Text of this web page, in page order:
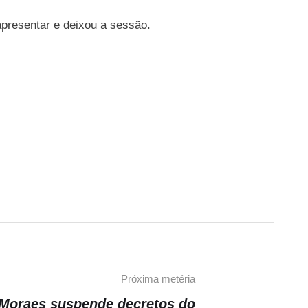
e deixou a sessão.
Próxima metéria
suspende decretos do